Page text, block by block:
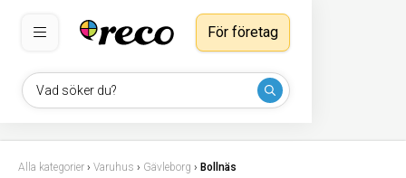
Vad söker du?
För företag
Alla kategorier › Varuhus › Gävleborg › Bollnäs